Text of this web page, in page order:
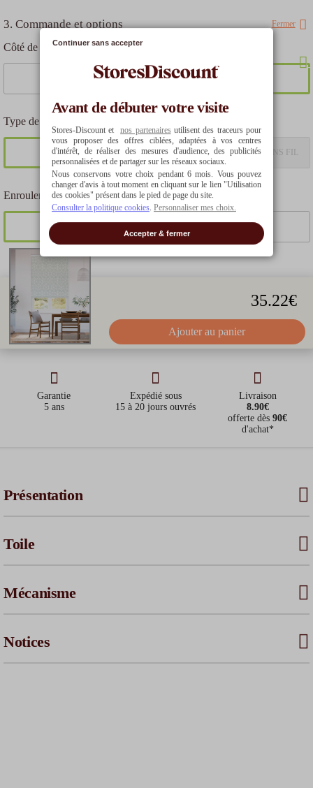
3. Commande et options Fermer
Côté de commande
GAUCHE
Type de commande
CHAÎNETTE MÉTAL MOTEUR SMARTVIEW SANS FIL
Enroulement
CLASSIQUE INVERSÉ
35.22€
Ajouter au panier
Garantie
5 ans
Expédié sous
15 à 20 jours ouvrés
Livraison
8.90€
offerte dès90€
d'achat*
Présentation
Toile
Mécanisme
Notices
Avant de débuter votre visite
Stores-Discount etnos partenairesutilisent des traceurs pour
vous proposer des offres ciblées, adaptées à vos centres
d'intérêt, de réaliser des mesures d'audience, des publicités
personnalisées et de partager sur les réseaux sociaux.
Nous conservons votre choix pendant 6 mois. Vous pouvez
changer d'avis à tout moment en cliquant sur le lien "Utilisation
des cookies" présent dans le pied de page du site.
Consulter la politique cookies. Personnaliser mes choix.
Accepter & fermer
Continuer sans accepter